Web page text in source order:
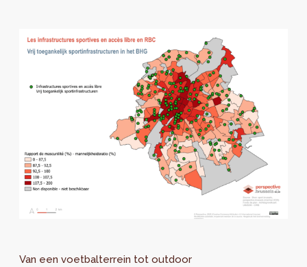
Van een voetbalterrein tot outdoor